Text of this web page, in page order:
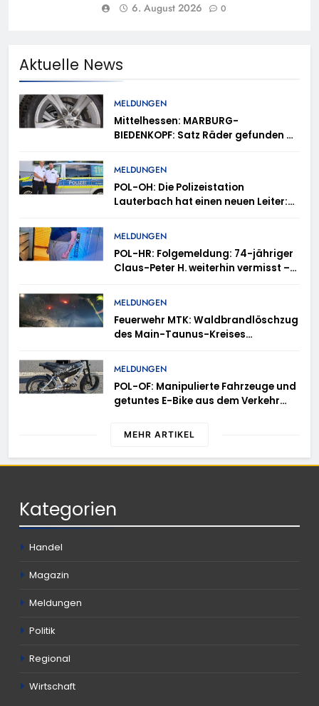
6. August 2026 0
Aktuelle News
MELDUNGEN
Mittelhessen: MARBURG-
BIEDENKOPF: Satz Räder gefunden –
MELDUNGEN
POL-OH: Die Polizeistation
Lauterbach hat einen neuen Leiter:
MELDUNGEN
POL-HR: Folgemeldung: 74-jähriger
Claus-Peter H. weiterhin vermisst –
MELDUNGEN
Feuerwehr MTK: Waldbrandlöschzug
des Main-Taunus-Kreises
Rheingau-Taunus-Kreis – Rund 45
schwierigem Gelände die Flanken
des Brandgebietes
MELDUNGEN
POL-OF: Manipulierte Fahrzeuge und
getuntes E-Bike aus dem Verkehr
gleich mehrere Verstöße auf
MEHR ARTIKEL
Kategorien
Handel
Magazin
Meldungen
Politik
Regional
Wirtschaft